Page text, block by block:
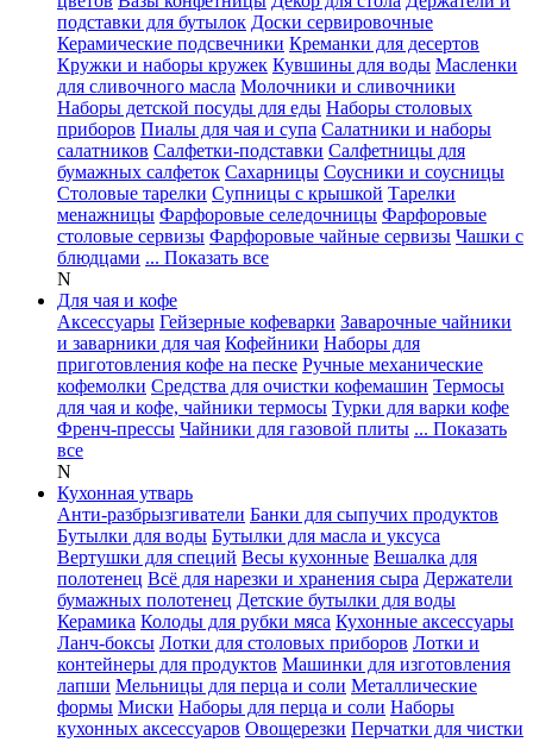
подставки для бутылок Доски сервировочные
Керамические подсвечники Креманки для десертов
Кружки и наборы кружек Кувшины для воды Масленки
для сливочного масла Молочники и сливочники
Наборы детской посуды для еды Наборы столовых
приборов Пиалы для чая и супа Салатники и наборы
салатников Салфетки-подставки Салфетницы для
бумажных салфеток Сахарницы Соусники и соусницы
Столовые тарелки Супницы с крышкой Тарелки
менажницы Фарфоровые селедочницы Фарфоровые
столовые сервизы Фарфоровые чайные сервизы Чашки с
блюдцами ... Показать все
N
Для чая и кофе
Аксессуары Гейзерные кофеварки Заварочные чайники
и заварники для чая Кофейники Наборы для
приготовления кофе на песке Ручные механические
кофемолки Средства для очистки кофемашин Термосы
для чая и кофе, чайники термосы Турки для варки кофе
Френч-прессы Чайники для газовой плиты ... Показать
все
N
Кухонная утварь
Анти-разбрызгиватели Банки для сыпучих продуктов
Бутылки для воды Бутылки для масла и уксуса
Вертушки для специй Весы кухонные Вешалка для
полотенец Всё для нарезки и хранения сыра Держатели
бумажных полотенец Детские бутылки для воды
Керамика Колоды для рубки мяса Кухонные аксессуары
Ланч-боксы Лотки для столовых приборов Лотки и
контейнеры для продуктов Машинки для изготовления
лапши Мельницы для перца и соли Металлические
формы Миски Наборы для перца и соли Наборы
кухонных аксессуаров Овощерезки Перчатки для чистки